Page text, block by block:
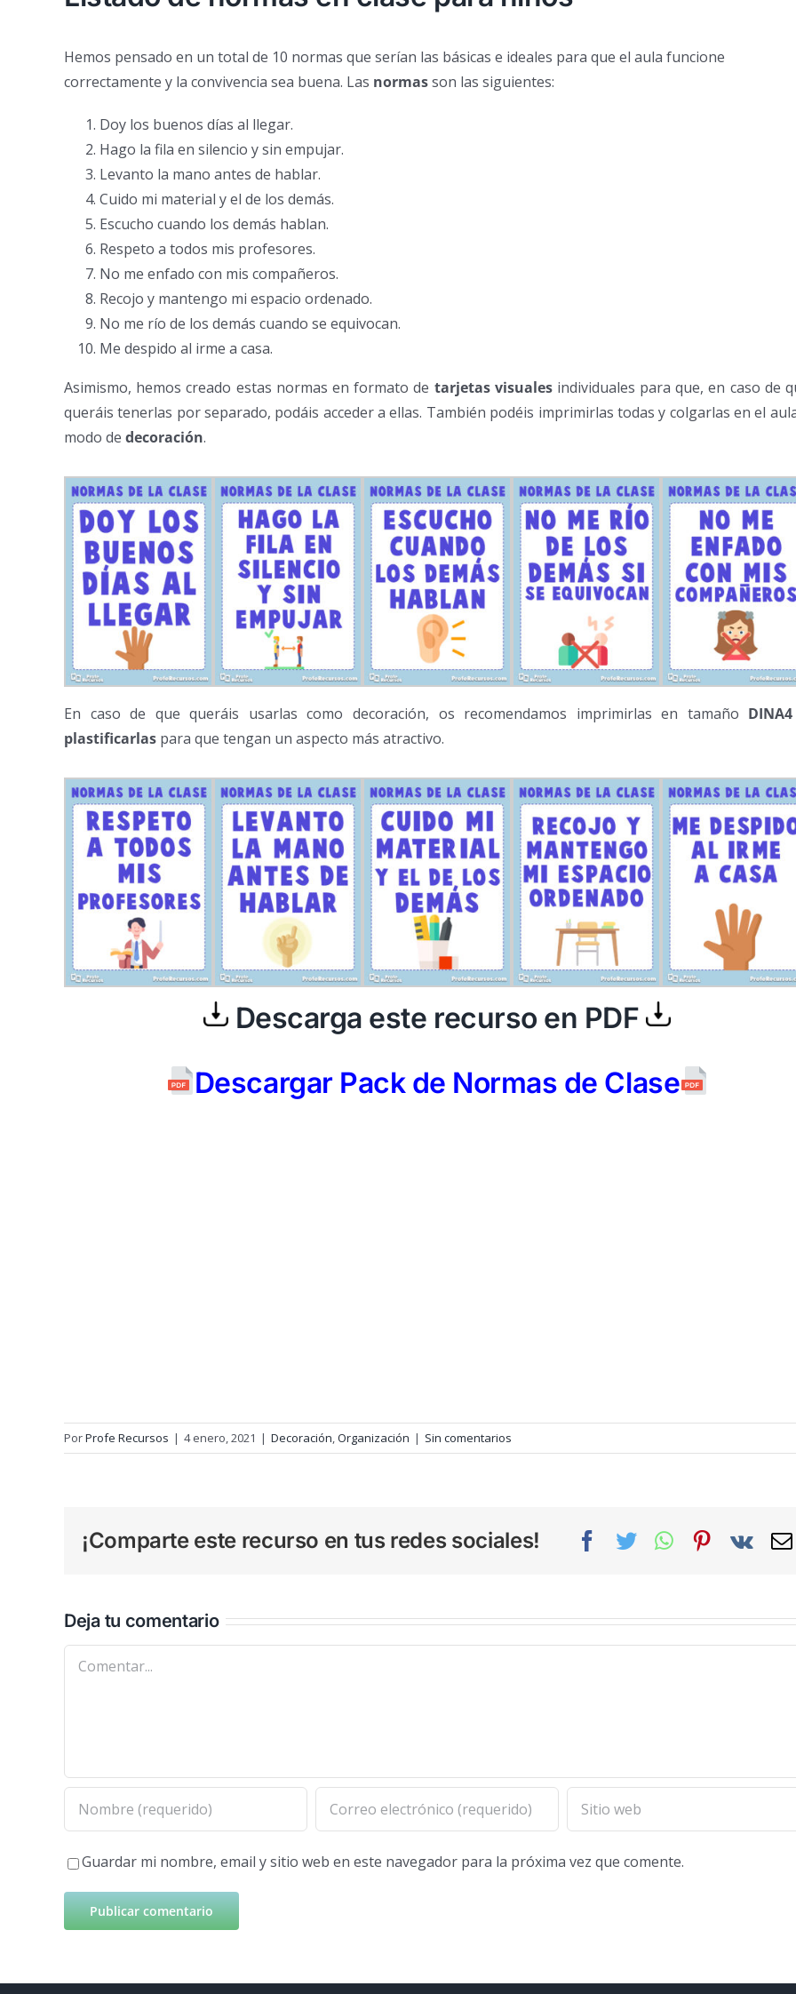
Hemos pensado en un total de 10 normas que serían las básicas e ideales para que el aula funcione
correctamente y la convivencia sea buena. Las normasson las siguientes:
Doy los buenos días al llegar.
Hago la fila en silencio y sin empujar.
Levanto la mano antes de hablar.
Cuido mi material y el de los demás.
Escucho cuando los demás hablan.
Respeto a todos mis profesores.
No me enfado con mis compañeros.
Recojo y mantengo mi espacio ordenado.
No me río de los demás cuando se equivocan.
Me despido al irme a casa.
Asimismo, hemos creado estas normas en formato de tarjetas visualesindividuales para que, en caso de
queráis tenerlas por separado, podáis acceder a ellas. También podéis imprimirlas todas y colgarlas en el
modo de decoración.
En caso de que queráis usarlas como decoración, os recomendamos imprimirlas en tamaño
plastificarlas para que tengan un aspecto más atractivo.
Descarga este recurso en PDF
Descargar Pack de Normas de Clase
PorProfe Recursos | 4 enero, 2021 | Decoración,Organización | Sin comentarios
¡Comparte este recurso en tus redes sociales! Facebook
TwitterWhatsAppPinterest
Vk
Deja tu comentario
Comentar
Guardar mi nombre, email y sitio web en este navegador para la próxima vez que comente.